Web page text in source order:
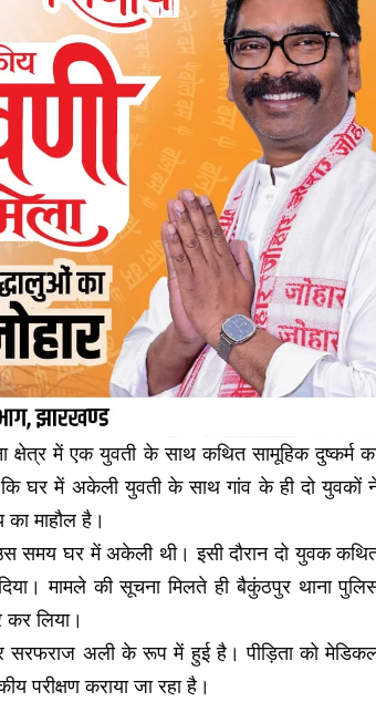
में एक युवती के साथ कथित सामूहिक दुष्कर्म
घर में अकेली युवती के साथ गांव के ही दो युवकों
माहौल है।
समय घर में अकेली थी। इसी दौरान दो युवक
मामले की सूचना मिलते ही बैकुंठपुर थाना
कर लिया।
सरफराज अली के रूप में हुई है। पीड़िता को
परीक्षण कराया जा रहा है।